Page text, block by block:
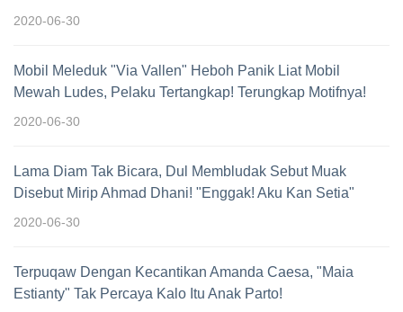
2020-06-30
Mobil Meleduk "Via Vallen" Heboh Panik Liat Mobil
Mewah Ludes, Pelaku Tertangkap! Terungkap Motifnya!
2020-06-30
Lama Diam Tak Bicara, Dul Membludak Sebut Muak
Disebut Mirip Ahmad Dhani! "Enggak! Aku Kan Setia"
2020-06-30
Terpuqaw Dengan Kecantikan Amanda Caesa, "Maia
Estianty" Tak Percaya Kalo Itu Anak Parto!